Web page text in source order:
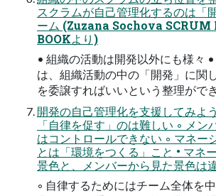
スクラムが自己管理化するのは「
ーム (Zuzana Sochova SCRUM
BOOKより)
• 組織の活動は開発以外にも様々
は、組織活動の中の「開発」に関
を委譲すればいいという整理がで
開発の自己管理化を支援してみよ
「自律を促す」のは難しい ◦ メン
はコントロールできない ◦ マネー
とは「環境をつくる」こと • マネ
景色と、メンバーから見た景色は
◦ 自律するためにはチーム全体を